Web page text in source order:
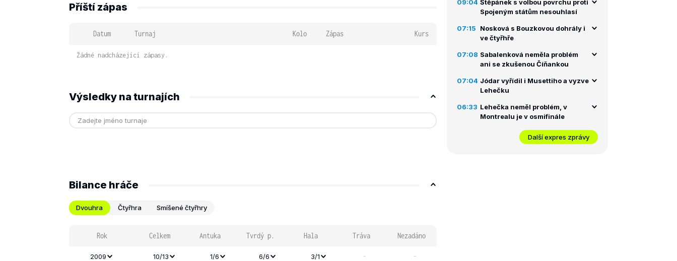
Příští zápas
Datum Turnaj Kolo Zápas Kurs
Žádné nadcházející zápasy.
Výsledky na turnajích
Bilance hráče
Dvouhra Čtyřhra Smíšené čtyřhry
Rok Celkem Antuka Tvrdý p. Hala Tráva Nezadáno
2009 10/13 1/6 6/6 3/1 - -
09:04 Štěpánek s volbou povrchu proti
Spojeným státům nesouhlasí
07:15
Nosková s Bouzkovou dohrály i
ve čtyřhře
07:08 Sabalenková neměla problém
ani se zkušenou Číňankou
07:04 Jódar vyřídil i Musettiho a vyzve
Lehečku
06:33 Lehečka neměl problém, v
Montrealu je v osmifinále
Další expres zprávy